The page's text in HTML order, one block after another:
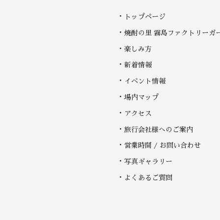
トップページ
焼酎の里 霧島ファクトリーガ
楽しみ方
新着情報
イベント情報
場内マップ
アクセス
旅行会社様へのご案内
営業時間 / お問い合わせ
写真ギャラリー
よくあるご質問